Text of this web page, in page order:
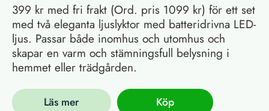
399 kr med fri frakt (Ord. pris 1099 kr) för ett set
med två eleganta ljuslyktor med batteridrivna LED-
ljus. Passar både inomhus och utomhus och
skapar en varm och stämningsfull belysning i
hemmet eller trädgården.
Läs mer Köp